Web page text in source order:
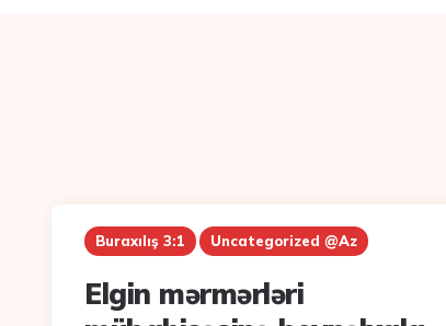
Buraxılış 3:1 Uncategorized @az
Elgin mərmərləri